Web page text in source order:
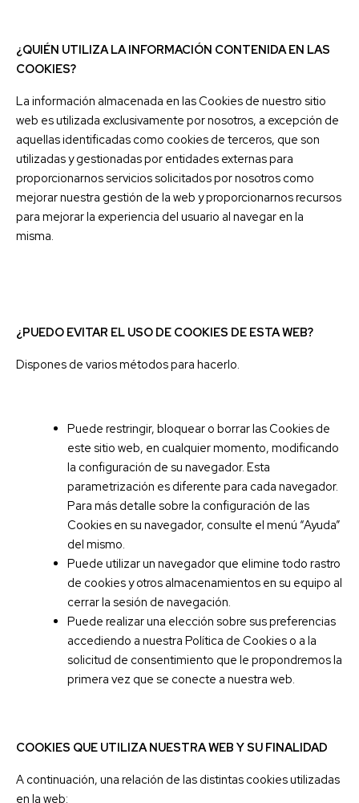
¿QUIÉN UTILIZA LA INFORMACIÓN CONTENIDA EN LAS
COOKIES?
La información almacenada en las Cookies de nuestro sitio
web es utilizada exclusivamente por nosotros, a excepción de
aquellas identificadas como cookies de terceros, que son
utilizadas y gestionadas por entidades externas para
proporcionarnos servicios solicitados por nosotros como
mejorar nuestra gestión de la web y proporcionarnos recursos
para mejorar la experiencia del usuario al navegar en la
misma.
¿PUEDO EVITAR EL USO DE COOKIES DE ESTA WEB?
Dispones de varios métodos para hacerlo.
Puede restringir, bloquear o borrar las Cookies de
este sitio web, en cualquier momento, modificando
la configuración de su navegador. Esta
parametrización es diferente para cada navegador.
Para más detalle sobre la configuración de las
Cookies en su navegador, consulte el menú “Ayuda”
del mismo.
Puede utilizar un navegador que elimine todo rastro
de cookies y otros almacenamientos en su equipo al
cerrar la sesión de navegación.
Puede realizar una elección sobre sus preferencias
accediendo a nuestra Política de Cookies o a la
solicitud de consentimiento que le propondremos la
primera vez que se conecte a nuestra web.
COOKIES QUE UTILIZA NUESTRA WEB Y SU FINALIDAD
A continuación, una relación de las distintas cookies utilizadas
en la web: